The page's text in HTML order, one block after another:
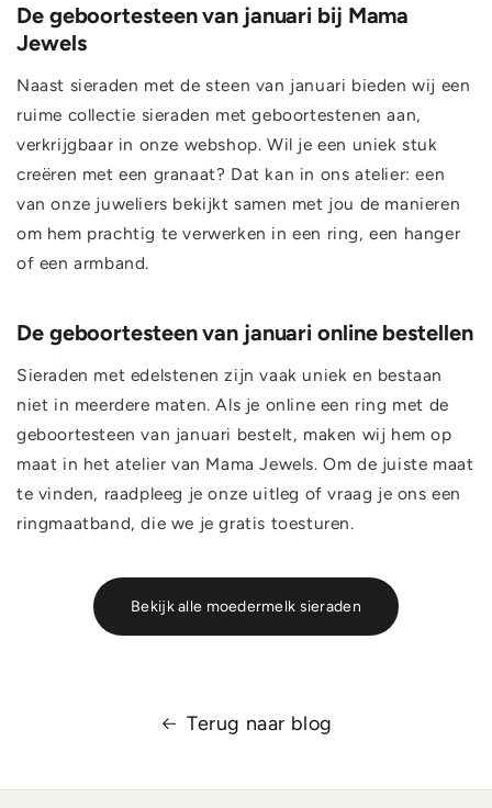
De geboortesteen van januari bij Mama
Jewels
Naast sieraden met de steen van januari bieden wij een
ruime collectie sieraden met geboortestenen aan,
verkrijgbaar in onze webshop. Wil je een uniek stuk
creëren met een granaat? Dat kan in ons atelier: een
van onze juweliers bekijkt samen met jou de manieren
om hem prachtig te verwerken in een ring, een hanger
of een armband.
De geboortesteen van januari online bestellen
Sieraden met edelstenen zijn vaak uniek en bestaan
niet in meerdere maten. Als je online een ring met de
geboortesteen van januari bestelt, maken wij hem op
maat in het atelier van Mama Jewels. Om de juiste maat
te vinden, raadpleeg je onze uitleg of vraag je ons een
ringmaatband, die we je gratis toesturen.
Bekijk alle moedermelk sieraden
Terug naar blog